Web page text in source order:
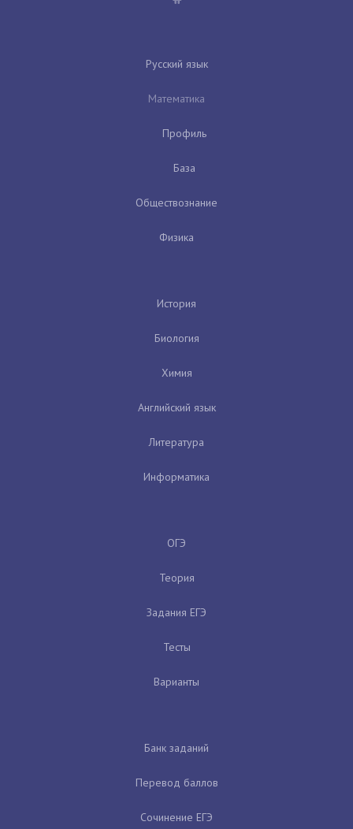
Русский язык
Математика
Профиль
База
Обществознание
Физика
История
Биология
Химия
Английский язык
Литература
Информатика
ОГЭ
Теория
Задания ЕГЭ
Тесты
Варианты
Банк заданий
Перевод баллов
Сочинение ЕГЭ